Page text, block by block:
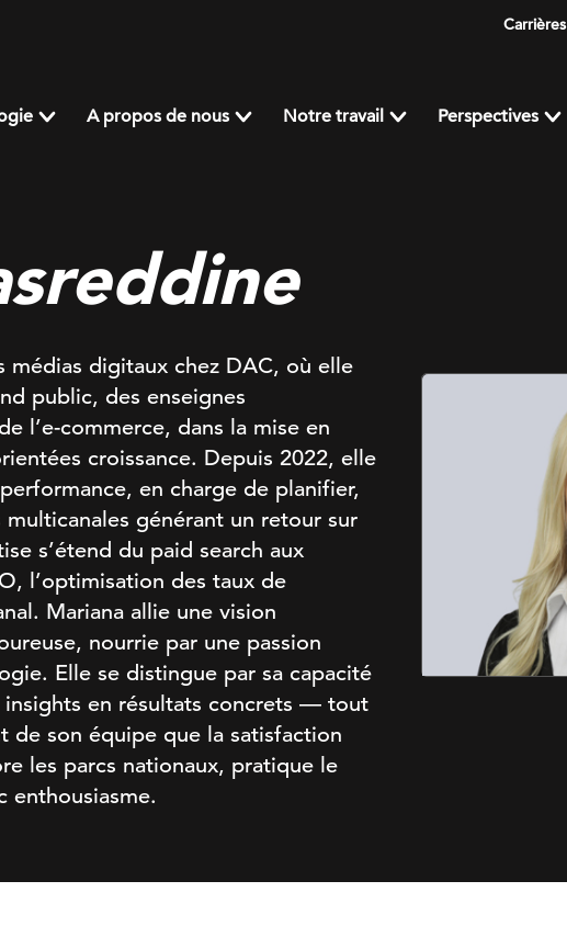
Carrières
A propos de nous Notre travail Perspectives
digitaux chez DAC, où elle
public, des enseignes
l’e-commerce, dans la mise en
croissance. Depuis 2022, elle
en charge de planifier,
générant un retour sur
s’étend du paid search aux
l’optimisation des taux de
Mariana allie une vision
nourrie par une passion
Elle se distingue par sa capacité
en résultats concrets — tout
de son équipe que la satisfaction
les parcs nationaux, pratique le
enthousiasme.